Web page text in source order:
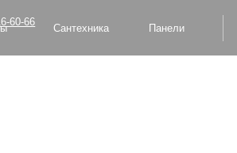
Панели
Сантехника